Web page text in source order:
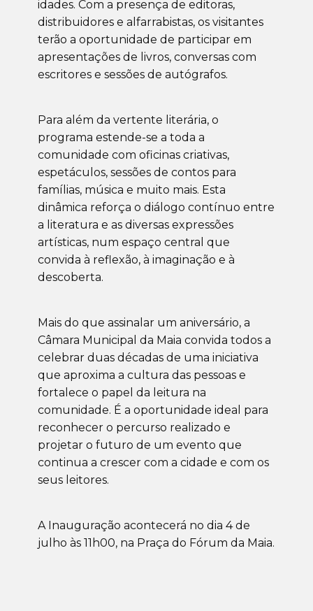
idades. Com a presença de editoras,
distribuidores e alfarrabistas, os visitantes
terão a oportunidade de participar em
apresentações de livros, conversas com
escritores e sessões de autógrafos.
Para além da vertente literária, o
programa estende-se a toda a
comunidade com oficinas criativas,
espetáculos, sessões de contos para
famílias, música e muito mais. Esta
dinâmica reforça o diálogo contínuo entre
a literatura e as diversas expressões
artísticas, num espaço central que
convida à reflexão, à imaginação e à
descoberta.
Mais do que assinalar um aniversário, a
Câmara Municipal da Maia convida todos a
celebrar duas décadas de uma iniciativa
que aproxima a cultura das pessoas e
fortalece o papel da leitura na
comunidade. É a oportunidade ideal para
reconhecer o percurso realizado e
projetar o futuro de um evento que
continua a crescer com a cidade e com os
seus leitores.
A Inauguração acontecerá no dia 4 de
julho às 11h00, na Praça do Fórum da Maia.